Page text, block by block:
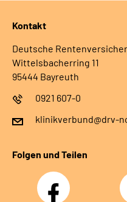
Kontakt
Deutsche
Wittelsbacherring 11
95444 Bayreuth
0921 607-0
klinikverbund@drv-
Folgen und Teilen
Facebook